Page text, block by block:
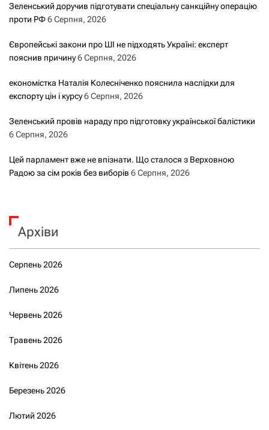
Зеленський доручив підготувати спеціальну санкційну операцію
проти РФ6 Серпня, 2026
Європейські закони про ШІ не підходять Україні: експерт
пояснив причину6 Серпня, 2026
економістка Наталія Колесніченко пояснила наслідки для
експорту цін і курсу6 Серпня, 2026
Зеленський провів нараду про підготовку української балістики
6 Серпня, 2026
Цей парламент вже не впізнати. Що сталося з Верховною
Радою за сім років без виборів 6 Серпня, 2026
Архіви
Серпень 2026
Липень 2026
Червень 2026
Травень 2026
Квітень 2026
Березень 2026
Лютий 2026